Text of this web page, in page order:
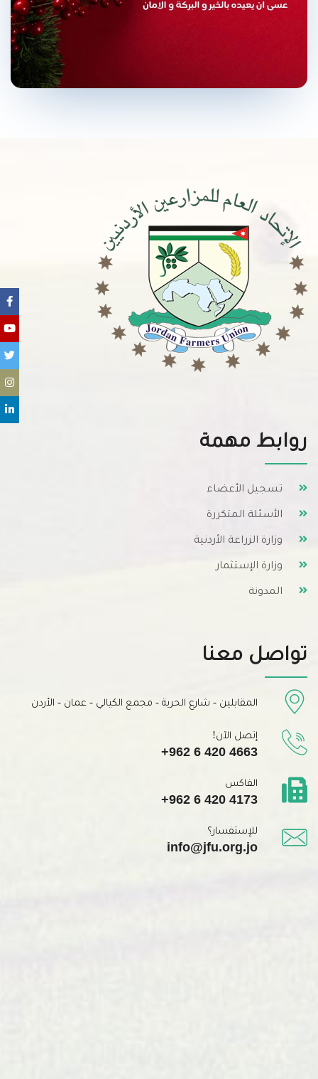
روابط مهمة
تسجيل الأعضاء
الأسئلة المتكررة
وزارة الزراعة الأردنية
وزارة الإستثمار
المدونة
تواصل معنا
المقابلين - شارع الحرية - مجمع الكيالي - عمان - الأردن
إتصل الآن!
+962 6 420 4663
الفاكس
+962 6 420 4173
للإستفسار؟
info@jfu.org.jo